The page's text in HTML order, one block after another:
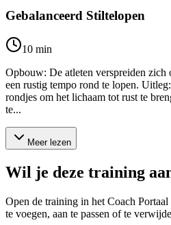
Gebalanceerd Stiltelopen
10 min
Opbouw: De atleten verspreiden zich
een rustig tempo rond te lopen.
rondjes om het lichaam tot rust te
te...
Meer lezen
Wil je deze training
Open de training in het Coach
te voegen, aan te passen of te